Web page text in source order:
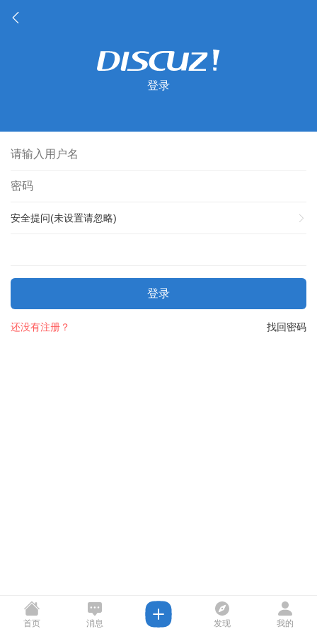
登录
安全提问(未设置请忽略)
登录
找回密码
还没有注册？
首页 消息 发现 我的